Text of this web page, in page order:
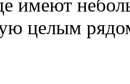
имеют
целым